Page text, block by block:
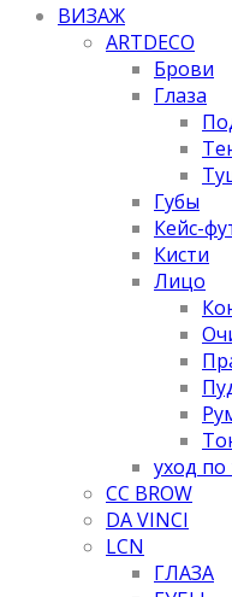
ВИЗАЖ
ARTDECO
Брови
Глаза
Губы
Кейс-
Кисти
Лицо
уход по
CC BROW
DA VINCI
LCN
ГЛАЗА